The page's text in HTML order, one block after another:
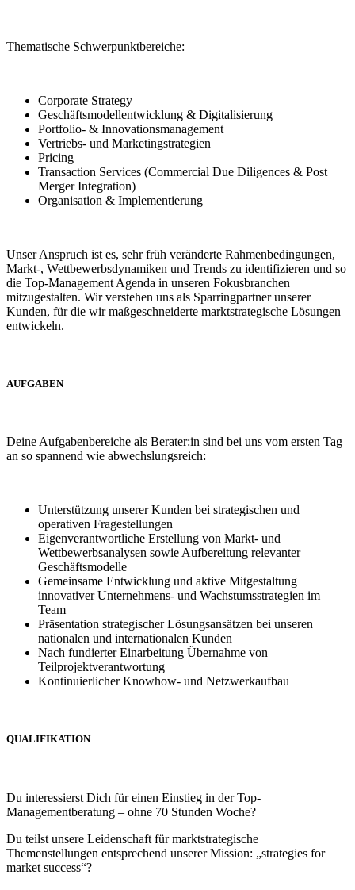
Thematische Schwerpunktbereiche:
Corporate Strategy
Geschäftsmodellentwicklung & Digitalisierung
Portfolio- & Innovationsmanagement
Vertriebs- und Marketingstrategien
Pricing
Transaction Services (Commercial Due Diligences & Post
Merger Integration)
Organisation & Implementierung
Unser Anspruch ist es, sehr früh veränderte Rahmenbedingungen,
Markt-, Wettbewerbsdynamiken und Trends zu identifizieren und so
die Top-Management Agenda in unseren Fokusbranchen
mitzugestalten. Wir verstehen uns als Sparringpartner unserer
Kunden, für die wir maßgeschneiderte marktstrategische Lösungen
entwickeln.
AUFGABEN
Deine Aufgabenbereiche als Berater:in sind bei uns vom ersten Tag
an so spannend wie abwechslungsreich:
Unterstützung unserer Kunden bei strategischen und
operativen Fragestellungen
Eigenverantwortliche Erstellung von Markt- und
Wettbewerbsanalysen sowie Aufbereitung relevanter
Geschäftsmodelle
Gemeinsame Entwicklung und aktive Mitgestaltung
innovativer Unternehmens- und Wachstumsstrategien im
Team
Präsentation strategischer Lösungsansätzen bei unseren
nationalen und internationalen Kunden
Nach fundierter Einarbeitung Übernahme von
Teilprojektverantwortung
Kontinuierlicher Knowhow- und Netzwerkaufbau
QUALIFIKATION
Du interessierst Dich für einen Einstieg in der Top-
Managementberatung – ohne 70 Stunden Woche?
Du teilst unsere Leidenschaft für marktstrategische
Themenstellungen entsprechend unserer Mission: „strategies for
market success“?